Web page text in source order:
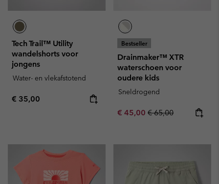
Tech Trail™ Utility
wandelshorts voor
jongens
Water- en vlekafstotend
Regular price:
€ 35,00
Bestseller
Drainmaker™ XTR
waterschoen voor
oudere kids
Sneldrogend
Sale price:
€ 45,00 Regular price:
€ 65,00